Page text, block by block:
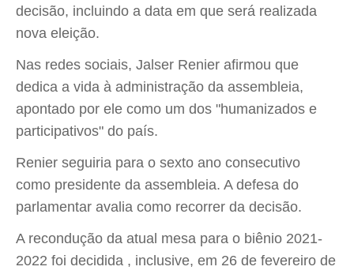
decisão, incluindo a data em que será realizada
nova eleição.
Nas redes sociais, Jalser Renier afirmou que
dedica a vida à administração da assembleia,
apontado por ele como um dos "humanizados e
participativos" do país.
Renier seguiria para o sexto ano consecutivo
como presidente da assembleia. A defesa do
parlamentar avalia como recorrer da decisão.
A recondução da atual mesa para o biênio 2021-
2022 foi decidida , inclusive, em 26 de fevereiro de